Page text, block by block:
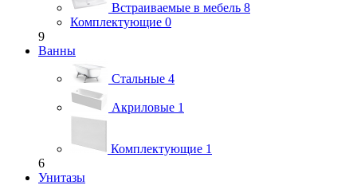
Встраиваемые в мебель 8
Комплектующие 0
9
Ванны
Стальные 4
Акриловые 1
Комплектующие 1
6
Унитазы